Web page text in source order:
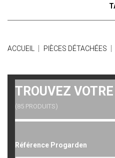
ACCUEIL PIÈCES DÉTACHÉES
TROUVEZ
(85 PRODUITS)
Référence Progarden